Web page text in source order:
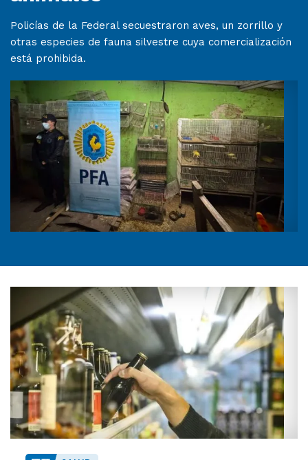
Policías de la Federal secuestraron aves, un zorrillo y
otras especies de fauna silvestre cuya comercialización
está prohibida.